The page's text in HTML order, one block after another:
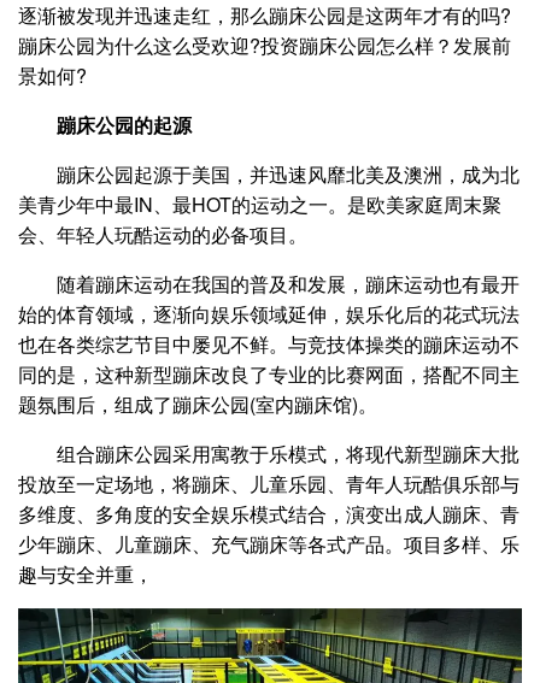
逐渐被发现并迅速走红，那么蹦床公园是这两年才有的吗?
蹦床公园为什么这么受欢迎?投资蹦床公园怎么样？发展前
景如何?
蹦床公园的起源
蹦床公园起源于美国，并迅速风靡北美及澳洲，成为北
美青少年中最IN、最HOT的运动之一。是欧美家庭周末聚
会、年轻人玩酷运动的必备项目。
随着蹦床运动在我国的普及和发展，蹦床运动也有最开
始的体育领域，逐渐向娱乐领域延伸，娱乐化后的花式玩法
也在各类综艺节目中屡见不鲜。与竞技体操类的蹦床运动不
同的是，这种新型蹦床改良了专业的比赛网面，搭配不同主
题氛围后，组成了蹦床公园(室内蹦床馆)。
组合蹦床公园采用寓教于乐模式，将现代新型蹦床大批
投放至一定场地，将蹦床、儿童乐园、青年人玩酷俱乐部与
多维度、多角度的安全娱乐模式结合，演变出成人蹦床、青
少年蹦床、儿童蹦床、充气蹦床等各式产品。项目多样、乐
趣与安全并重，